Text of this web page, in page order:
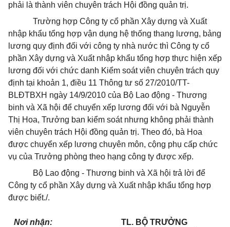
phải là thành viên chuyên trách Hội đồng quản trị.
Trường hợp Công ty cổ phần Xây dựng và Xuất
nhập khẩu tổng hợp vận dụng hệ thống thang lương, bảng
lương quy định đối với công ty nhà nước thì Công ty cổ
phần Xây dựng và Xuất nhập khẩu tổng hợp thực hiện xếp
lương đối với chức danh Kiểm soát viên chuyên trách quy
định tại khoản 1, điều 11 Thông tư số 27/2010/TT-
BLĐTBXH ngày 14/9/2010 của Bộ Lao động - Thương
binh và Xã hội để chuyển xếp lương đối với bà Nguyễn
Thị Hoa, Trưởng ban kiểm soát nhưng không phải thành
viên chuyên trách Hội đồng quản trị. Theo đó, bà Hoa
được chuyển xếp lương chuyên môn, cộng phụ cấp chức
vụ của Trưởng phòng theo hạng công ty được xếp.
Bộ Lao động - Thương binh và Xã hội trả lời để
Công ty cổ phần Xây dựng và Xuất nhập khẩu tổng hợp
được biết./.
Nơi nhận:
TL. BỘ TRƯỞNG